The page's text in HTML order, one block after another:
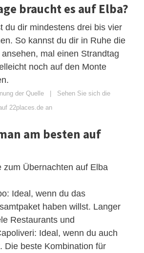
braucht es auf Elba?
du dir mindestens drei bis vier
So kannst du dir in Ruhe die
mal einen Strandtag
noch auf den Monte
der Quelle | Sehen Sie sich die
22places.de an
am besten auf
zum Übernachten auf Elba
Ideal, wenn du das
haben willst. Langer
Restaurants und
Ideal, wenn du auch
Die beste Kombination für